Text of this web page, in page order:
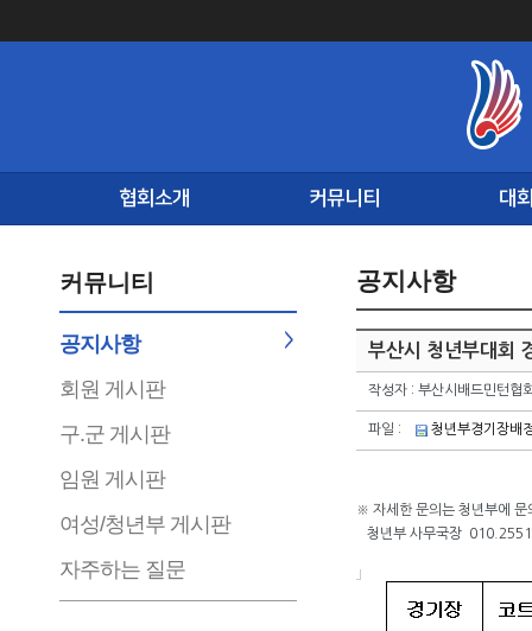
협회소개 커뮤니티 대
커뮤니티
공지사항
회원 게시판
구.군 게시판
임원 게시판
여성/청년부 게시판
자주하는 질문
공지사항
부산시 청년부대회
작성자 : 부산시배드민턴협
파일 : 청년부경기장배
※ 자세한 문의는 청년부에 문
청년부 사무국장